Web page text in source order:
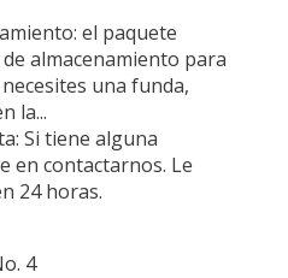
el paquete
almacenamiento para
una funda,
la...
Si tiene alguna
en contactarnos. Le
24 horas.
4